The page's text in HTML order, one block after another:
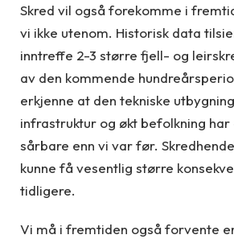
Skred vil også forekomme i
vi ikke utenom. Historisk data
inntreffe 2-3 større fjell- og
av den kommende
erkjenne at den tekniske
infrastruktur og økt befolkning
sårbare enn vi var før.
kunne få vesentlig større
tidligere.
Vi må i fremtiden også forvente